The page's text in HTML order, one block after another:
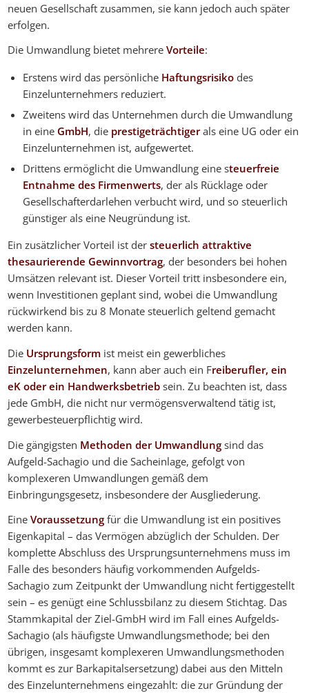
neuen Gesellschaft zusammen, sie kann jedoch auch später
erfolgen.
Die Umwandlung bietet mehrereVorteile:
Erstens wird das persönliche Haftungsrisiko des
Einzelunternehmers reduziert.
Zweitens wird das Unternehmen durch die Umwandlung
in eine GmbH, die prestigeträchtigerals eine UG oder ein
Einzelunternehmen ist, aufgewertet.
Drittens ermöglicht die Umwandlung eine steuerfreie
Entnahme des Firmenwerts, der als Rücklage oder
Gesellschafterdarlehen verbucht wird, und so steuerlich
günstiger als eine Neugründung ist.
Ein zusätzlicher Vorteil ist dersteuerlich attraktive
thesaurierende Gewinnvortrag, der besonders bei hohen
Umsätzen relevant ist. Dieser Vorteil tritt insbesondere ein,
wenn Investitionen geplant sind, wobei die Umwandlung
rückwirkend bis zu 8 Monate steuerlich geltend gemacht
werden kann.
Die Ursprungsform ist meist ein gewerbliches
Einzelunternehmen, kann aber auch ein Freiberufler, ein
eK oder ein Handwerksbetrieb sein. Zu beachten ist, dass
jede GmbH, die nicht nur vermögensverwaltend tätig ist,
gewerbesteuerpflichtig wird.
Die gängigsten Methoden der Umwandlung sind das
Aufgeld-Sachagio und die Sacheinlage, gefolgt von
komplexeren Umwandlungen gemäß dem
Einbringungsgesetz, insbesondere der Ausgliederung.
EineVoraussetzung für die Umwandlung ist ein positives
Eigenkapital – das Vermögen abzüglich der Schulden. Der
komplette Abschluss des Ursprungsunternehmens muss im
Falle des besonders häufig vorkommenden Aufgelds-
Sachagio zum Zeitpunkt der Umwandlung nicht fertiggestellt
sein – es genügt eine Schlussbilanz zu diesem Stichtag. Das
Stammkapital der Ziel-GmbH wird im Fall eines Aufgelds-
Sachagio (als häufigste Umwandlungsmethode; bei den
übrigen, insgesamt komplexeren Umwandlungsmethoden
kommt es zur Barkapitalsersetzung) dabei aus den Mitteln
des Einzelunternehmens eingezahlt: die zur Gründung der